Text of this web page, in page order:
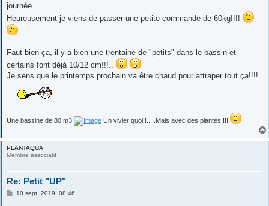
a
e
journée...
Heureusement je viens de passer une petite commande de 60kg!!!!
Faut bien ça, il y a bien une trentaine de "petits" dans le bassin et
certains font déjà 10/12 cm!!!..
Je sens que le printemps prochain va être chaud pour attraper tout ça!!!!
Une bassine de 80 m3 Un vivier quoi!!.....Mais avec des plantes!!!!
PLANTAQUA
Membre associatif
Re: Petit "UP"
M10 sept. 2019, 08:46